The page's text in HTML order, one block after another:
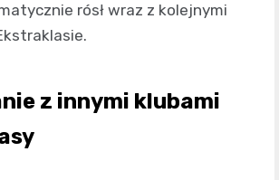
rósł wraz z kolejnymi
z innymi klubami